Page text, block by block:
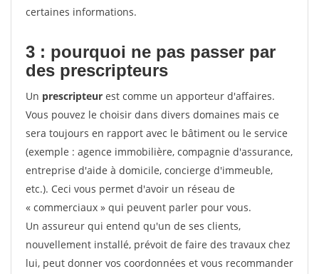
certaines informations.
3 : pourquoi ne pas passer par
des prescripteurs
Un prescripteur est comme un apporteur d'affaires.
Vous pouvez le choisir dans divers domaines mais ce
sera toujours en rapport avec le bâtiment ou le service
(exemple : agence immobilière, compagnie d'assurance,
entreprise d'aide à domicile, concierge d'immeuble,
etc.). Ceci vous permet d'avoir un réseau de
« commerciaux » qui peuvent parler pour vous.
Un assureur qui entend qu'un de ses clients,
nouvellement installé, prévoit de faire des travaux chez
lui, peut donner vos coordonnées et vous recommander